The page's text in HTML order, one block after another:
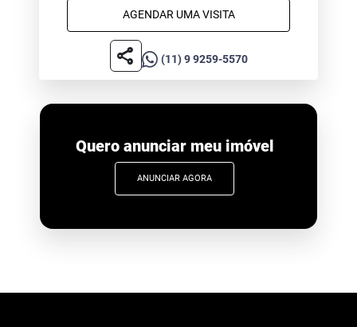
AGENDAR UMA VISITA
share (11) 9 9259-5570
Quero anunciar meu imóvel
ANUNCIAR AGORA